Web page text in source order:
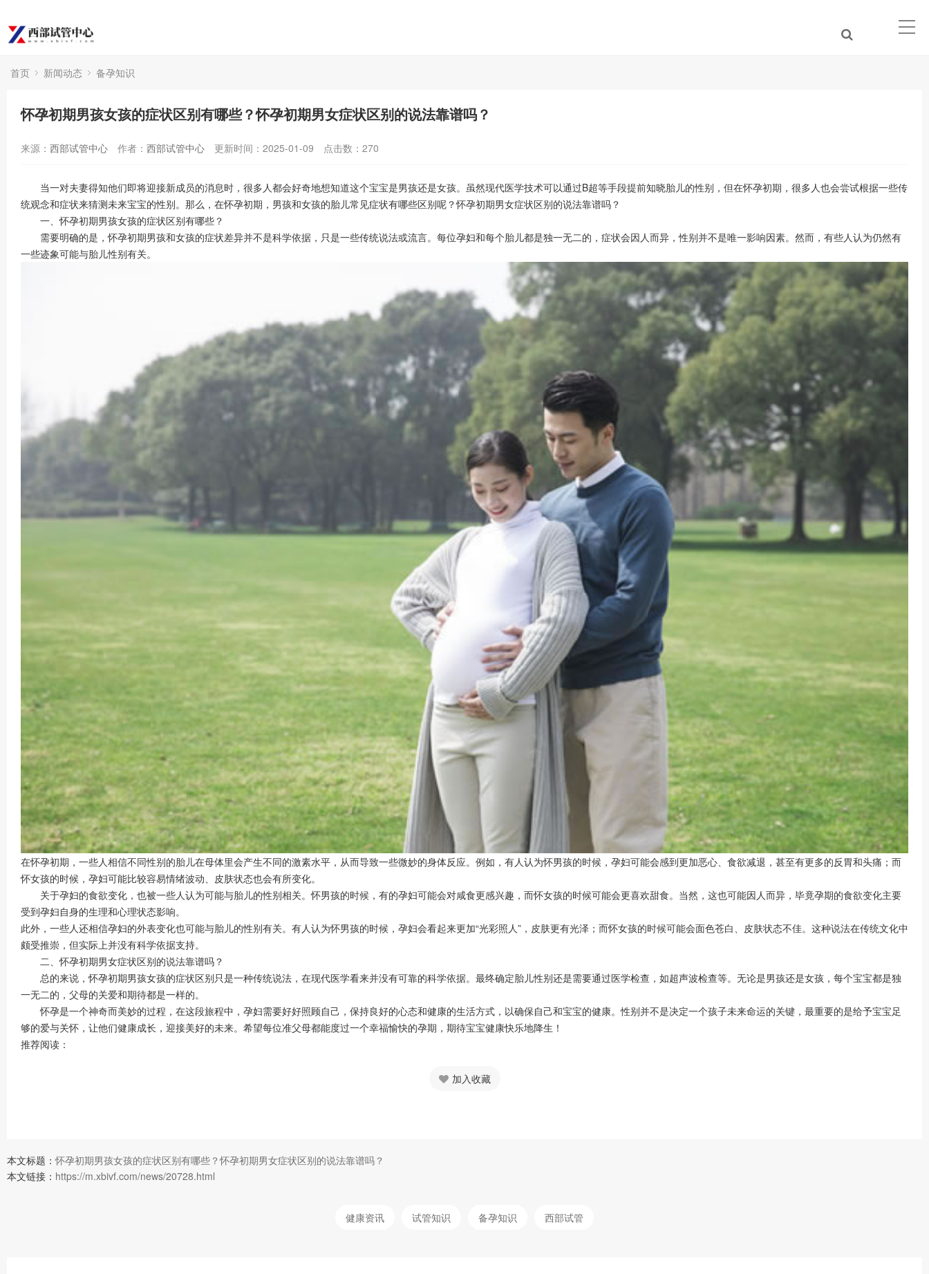
首页 新闻动态 备孕知识
怀孕初期男孩女孩的症状区别有哪些？怀孕初期男女症状区别的说法靠谱吗？
来源： 西部试管中心 作者： 西部试管中心 更新时间：2025-01-09 点击数： 270
当一对夫妻得知他们即将迎接新成员的消息时，很多人都会好奇地想知道这个宝宝是男孩还是女孩。虽然现代医学技术可以通过B超等手段提前知晓胎儿的性别，但在怀孕初期，很多人也会尝试根据一些传
统观念和症状来猜测未来宝宝的性别。那么，在怀孕初期，男孩和女孩的胎儿常见症状有哪些区别呢？怀孕初期男女症状区别的说法靠谱吗？
一、怀孕初期男孩女孩的症状区别有哪些？
需要明确的是，怀孕初期男孩和女孩的症状差异并不是科学依据，只是一些传统说法或流言。每位孕妇和每个胎儿都是独一无二的，症状会因人而异，性别并不是唯一影响因素。然而，有些人认为仍然有
一些迹象可能与胎儿性别有关。
在怀孕初期，一些人相信不同性别的胎儿在母体里会产生不同的激素水平，从而导致一些微妙的身体反应。例如，有人认为怀男孩的时候，孕妇可能会感到更加恶心、食欲减退，甚至有更多的反胃和头痛；而
怀女孩的时候，孕妇可能比较容易情绪波动、皮肤状态也会有所变化。
关于孕妇的食欲变化，也被一些人认为可能与胎儿的性别相关。怀男孩的时候，有的孕妇可能会对咸食更感兴趣，而怀女孩的时候可能会更喜欢甜食。当然，这也可能因人而异，毕竟孕期的食欲变化主要
受到孕妇自身的生理和心理状态影响。
此外，一些人还相信孕妇的外表变化也可能与胎儿的性别有关。有人认为怀男孩的时候，孕妇会看起来更加“光彩照人”，皮肤更有光泽；而怀女孩的时候可能会面色苍白、皮肤状态不佳。这种说法在传统文化中
颇受推崇，但实际上并没有科学依据支持。
二、怀孕初期男女症状区别的说法靠谱吗？
总的来说，怀孕初期男孩女孩的症状区别只是一种传统说法，在现代医学看来并没有可靠的科学依据。最终确定胎儿性别还是需要通过医学检查，如超声波检查等。无论是男孩还是女孩，每个宝宝都是独
一无二的，父母的关爱和期待都是一样的。
怀孕是一个神奇而美妙的过程，在这段旅程中，孕妇需要好好照顾自己，保持良好的心态和健康的生活方式，以确保自己和宝宝的健康。性别并不是决定一个孩子未来命运的关键，最重要的是给予宝宝足
够的爱与关怀，让他们健康成长，迎接美好的未来。希望每位准父母都能度过一个幸福愉快的孕期，期待宝宝健康快乐地降生！
推荐阅读：
加入收藏
本文标题：怀孕初期男孩女孩的症状区别有哪些？怀孕初期男女症状区别的说法靠谱吗？
本文链接： https://m.xbivf.com/news/20728.html
健康资讯 试管知识 备孕知识 西部试管